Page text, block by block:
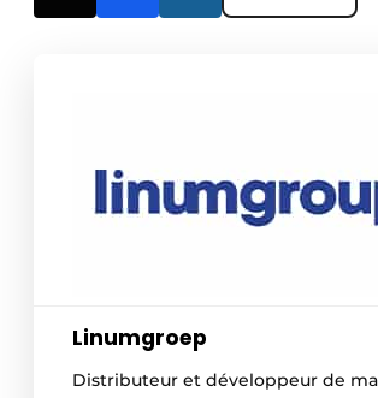
Linumgroep
Distributeur et développeur de